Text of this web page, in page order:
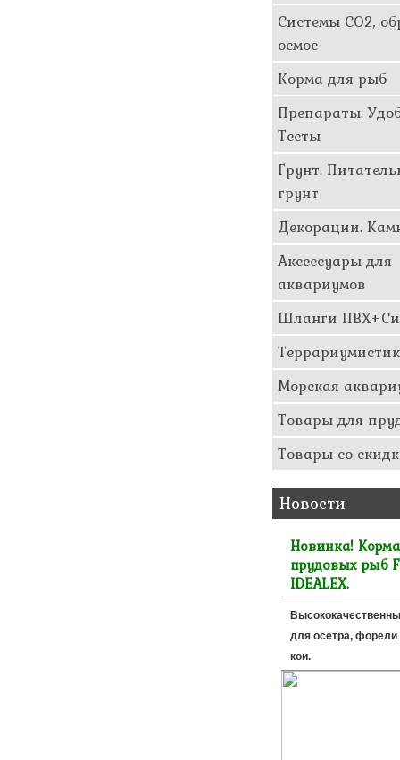
Системы CO2,
осмос
Корма для рыб
Препараты.
Тесты
Грунт.
грунт
Декорации.
Аксессуары для
аквариумов
Шланги
Морская
Товары для
Товары со
Новости
Новинка!
прудовых рыб
IDEALEX.
для осетра, форели
кои.